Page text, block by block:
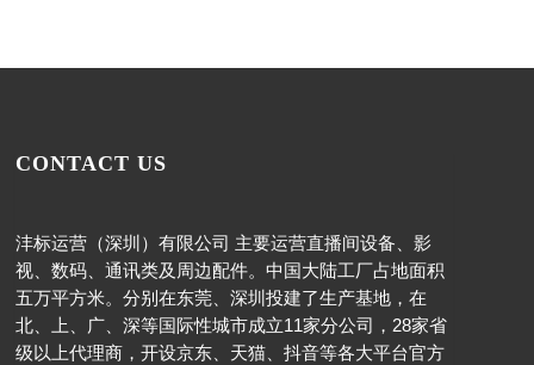
CONTACT US
沣标运营（深圳）有限公司 主要运营直播间设备、影
视、数码、通讯类及周边配件。中国大陆工厂占地面积
五万平方米。分别在东莞、深圳投建了生产基地，在
北、上、广、深等国际性城市成立11家分公司，28家省
级以上代理商，开设京东、天猫、抖音等各大平台官方